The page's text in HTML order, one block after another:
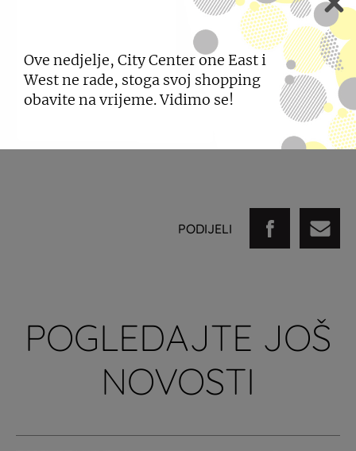
PODIJELI
POGLEDAJTE JOŠ
NOVOSTI
Ove nedjelje, City Center one East i
West ne rade, stoga svoj shopping
obavite na vrijeme. Vidimo se!